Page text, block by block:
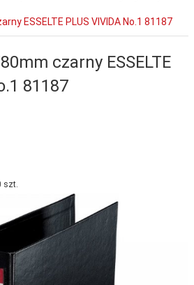
ESSELTE PLUS VIVIDA No.1 81187
czarny ESSELTE
81187
szt.